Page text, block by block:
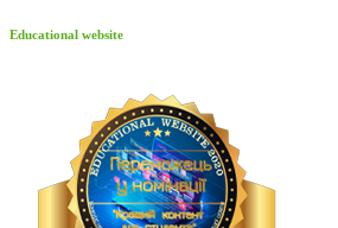
Educational website